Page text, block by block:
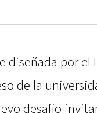
diseñada por el
de la
desafío